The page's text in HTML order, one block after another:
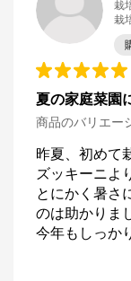
栽
栽
夏の家庭菜園
商品のバリエー
昨夏、初めて
ズッキーニよ
とにかく暑さ
のは助かりま
今年もしっか